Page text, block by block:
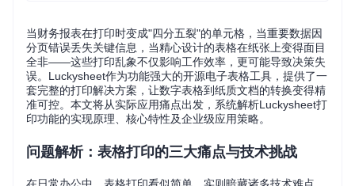
当财务报表在打印时变成"四分五裂"的单元格，当重要数据因
分页错误丢失关键信息，当精心设计的表格在纸张上变得面目
全非——这些打印乱象不仅影响工作效率，更可能导致决策失
误。Luckysheet作为功能强大的开源电子表格工具，提供了一
套完整的打印解决方案，让数字表格到纸质文档的转换变得精
准可控。本文将从实际应用痛点出发，系统解析Luckysheet打
印功能的实现原理、核心特性及企业级应用策略。
问题解析：表格打印的三大痛点与技术挑战